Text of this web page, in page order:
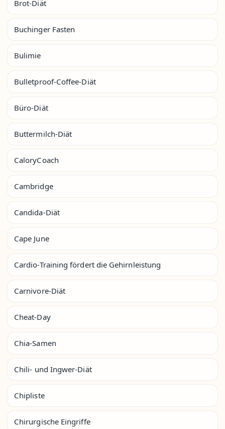
Brot-Diät
Buchinger Fasten
Bulimie
Bulletproof-Coffee-Diät
Büro-Diät
Buttermilch-Diät
CaloryCoach
Cambridge
Candida-Diät
Cape June
Cardio-Training fördert die Gehirnleistung
Carnivore-Diät
Cheat-Day
Chia-Samen
Chili- und Ingwer-Diät
Chipliste
Chirurgische Eingriffe